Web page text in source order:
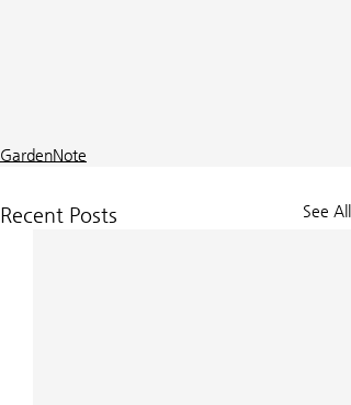
GardenNote
Recent Posts See All